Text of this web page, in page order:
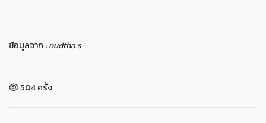
ข้อมูลจาก :nudtha.s
504 ครั้ง